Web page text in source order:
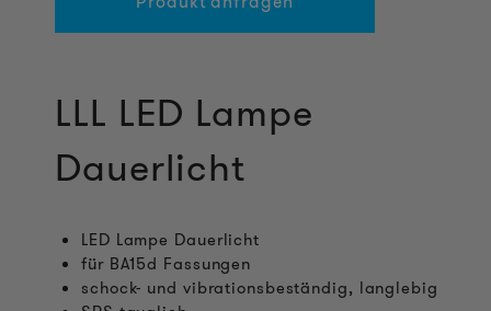
LLL LED Lampe
Dauerlicht
LED Lampe Dauerlicht
für BA15d Fassungen
schock- und vibrationsbeständig, langlebig